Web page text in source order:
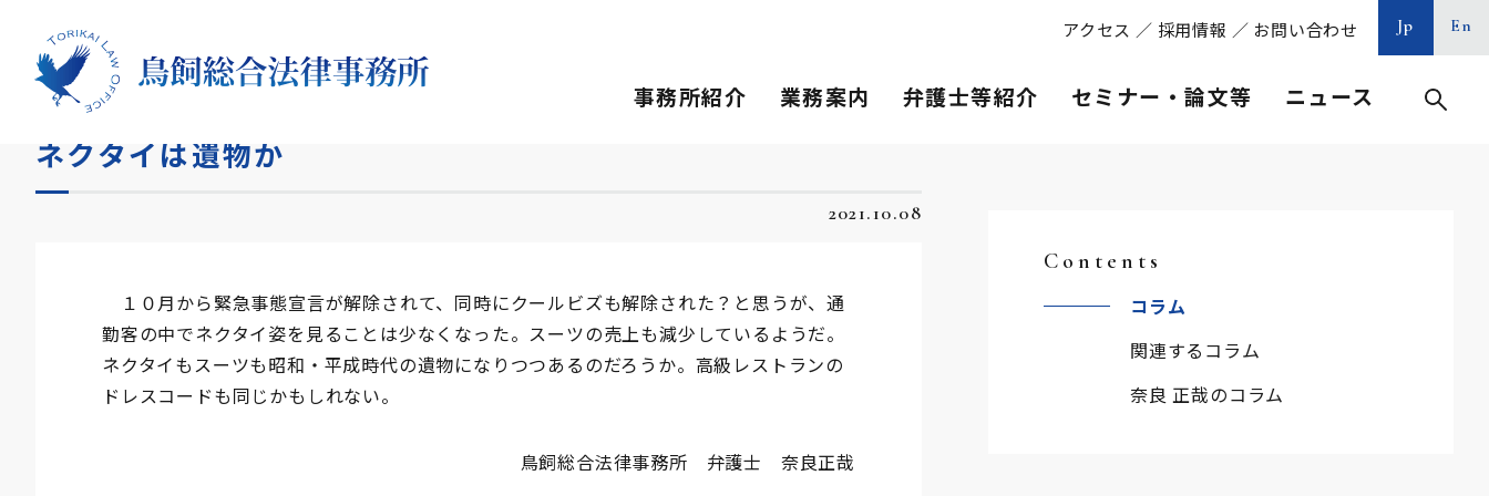
アクセス ／ 採用情報 ／ お問い合わせ Jp En
事務所紹介 業務案内 弁護士等紹介 セミナー・論文等 ニュース
HOME
ネクタイは遺物か
2021.10.08
１０月から緊急事態宣言が解除されて、同時にクールビズも解除された？と思うが、通
勤客の中でネクタイ姿を見ることは少なくなった。スーツの売上も減少しているようだ。
ネクタイもスーツも昭和・平成時代の遺物になりつつあるのだろうか。高級レストランの
ドレスコードも同じかもしれない。
鳥飼総合法律事務所 弁護士 奈良正哉
Contents
コラム
関連するコラム
奈良 正哉のコラム